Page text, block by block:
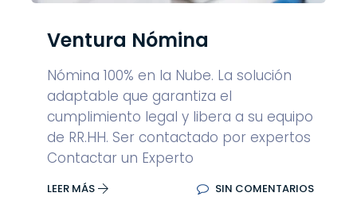
Ventura Nómina
Nómina 100% en la Nube. La solución
adaptable que garantiza el
cumplimiento legal y libera a su equipo
de RR.HH. Ser contactado por expertos
Contactar un Experto
LEER MÁS SIN COMENTARIOS